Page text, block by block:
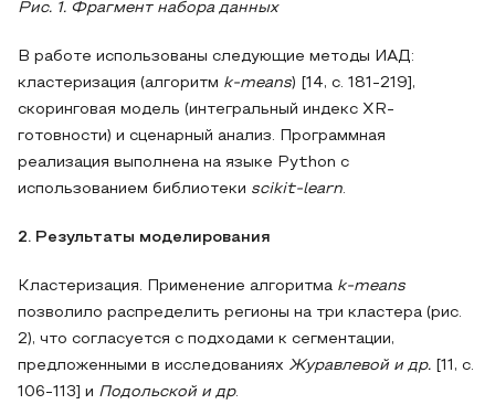
Рис. 1. Фрагмент набора данных
В работе использованы следующие методы ИАД:
кластеризация (алгоритм k-means) [14, с. 181-219],
скоринговая модель (интегральный индекс XR-
готовности) и сценарный анализ. Программная
реализация выполнена на языке Python с
использованием библиотеки scikit-learn.
2. Результаты моделирования
Кластеризация. Применение алгоритма k-means
позволило распределить регионы на три кластера (рис.
2), что согласуется с подходами к сегментации,
предложенными в исследованиях Журавлевой и др. [11, с.
106-113] и Подольской и др.